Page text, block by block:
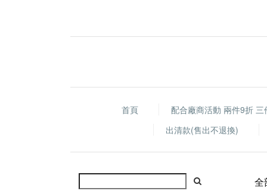
首頁
配合廠商活動 兩件9折 三
出清款(售出不退換)
全